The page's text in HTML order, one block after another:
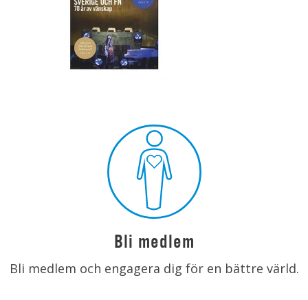
Bli medlem
Bli medlem och engagera dig för en bättre värld.